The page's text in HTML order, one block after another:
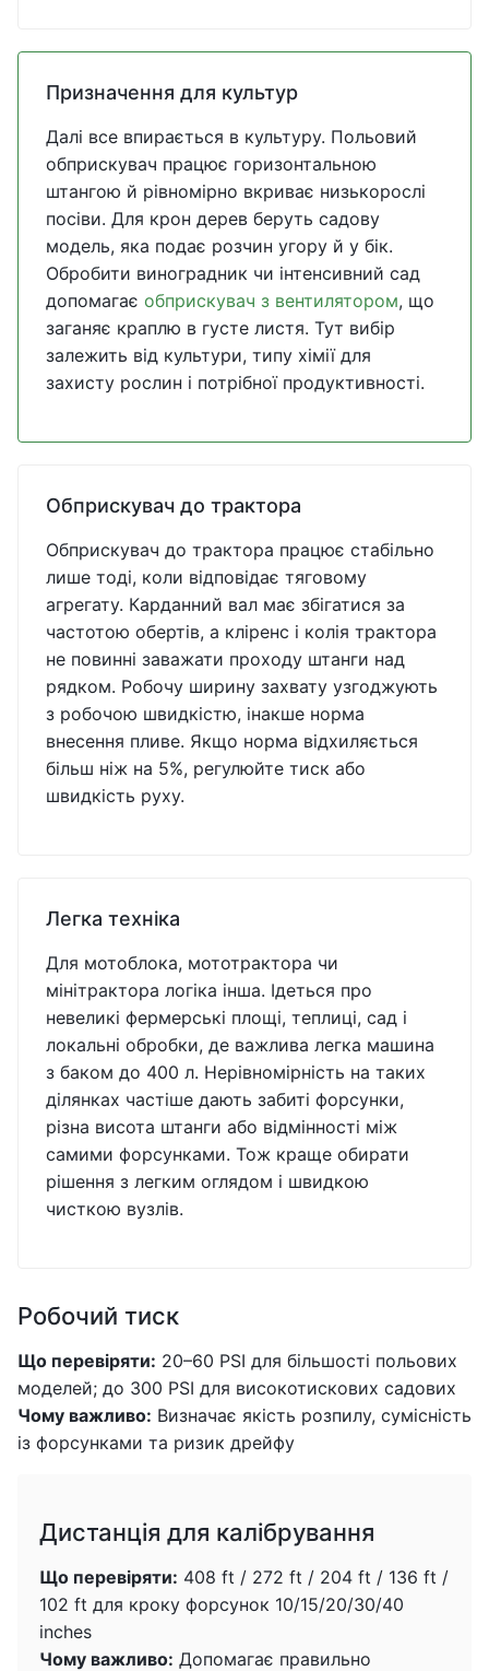
Призначення для культур
Далі все впирається в культуру. Польовий
обприскувач працює горизонтальною
штангою й рівномірно вкриває низькорослі
посіви. Для крон дерев беруть садову
модель, яка подає розчин угору й у бік.
Обробити виноградник чи інтенсивний сад
допомагає обприскувач з вентилятором, що
заганяє краплю в густе листя. Тут вибір
залежить від культури, типу хімії для
захисту рослин і потрібної продуктивності.
Обприскувач до трактора
Обприскувач до трактора працює стабільно
лише тоді, коли відповідає тяговому
агрегату. Карданний вал має збігатися за
частотою обертів, а кліренс і колія трактора
не повинні заважати проходу штанги над
рядком. Робочу ширину захвату узгоджують
з робочою швидкістю, інакше норма
внесення пливе. Якщо норма відхиляється
більш ніж на 5%, регулюйте тиск або
швидкість руху.
Легка техніка
Для мотоблока, мототрактора чи
мінітрактора логіка інша. Ідеться про
невеликі фермерські площі, теплиці, сад і
локальні обробки, де важлива легка машина
з баком до 400 л. Нерівномірність на таких
ділянках частіше дають забиті форсунки,
різна висота штанги або відмінності між
самими форсунками. Тож краще обирати
рішення з легким оглядом і швидкою
чисткою вузлів.
Робочий тиск
Що перевіряти: 20–60 PSI для більшості польових
моделей; до 300 PSI для високотискових садових
Чому важливо: Визначає якість розпилу, сумісність
із форсунками та ризик дрейфу
Дистанція для калібрування
Що перевіряти: 408 ft / 272 ft / 204 ft / 136 ft /
102 ft для кроку форсунок 10/15/20/30/40
inches
Чому важливо: Допомагає правильно